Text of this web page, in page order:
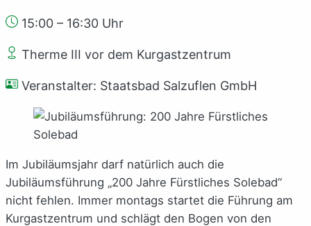
15:00 – 16:30 Uhr
Therme III vor dem Kurgastzentrum
Veranstalter: Staatsbad Salzuflen GmbH
Im Jubiläumsjahr darf natürlich auch die
Jubiläumsführung „200 Jahre Fürstliches Solebad“
nicht fehlen. Immer montags startet die Führung am
Kurgastzentrum und schlägt den Bogen von den